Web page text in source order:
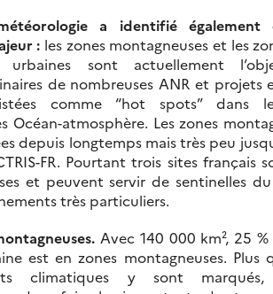
a identifié également
: les zones montagneuses et les
urbaines sont actuellement
de nombreuses ANR et projets
comme “hot spots” dans
Océan-atmosphère. Les zones
depuis longtemps mais très peu
FR. Pourtant trois sites français
et peuvent servir de sentinelles
très particuliers.
Avec 140 000 km², 25
est en zones montagneuses. Plus
climatiques y sont